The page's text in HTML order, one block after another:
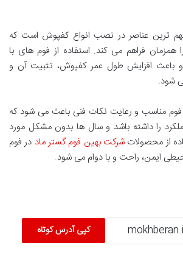
ترین عناصر در نصب انواع کفپوش است که
همزمان فراهم می کند. استفاده از فوم های با
باعث افزایش طول عمر کفپوش، تثبیت آن و
شود.
مناسب و رعایت نکات فنی باعث می شود که
را داشته باشد و سال ها بدون مشکل مورد
از محصولات شرکت بهین فوم گستر ماد در فوم
ایمن، راحت و با دوام می شود.
کپی آدرس کوتاه